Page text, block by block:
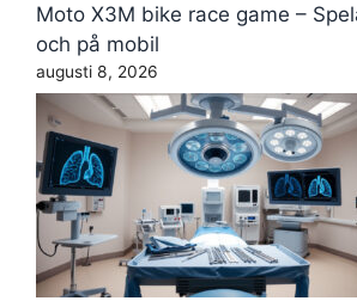
Moto X3M bike race game –
och på mobil
augusti 8, 2026